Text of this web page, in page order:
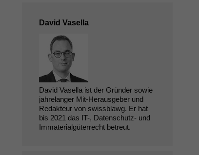
David Vasella
David Vasella ist der Gründer sowie
jahrelanger Mit-Herausgeber und
Redakteur von swissblawg. Er hat
bis 2021 das IT-, Datenschutz- und
Immaterialgüterrecht betreut.